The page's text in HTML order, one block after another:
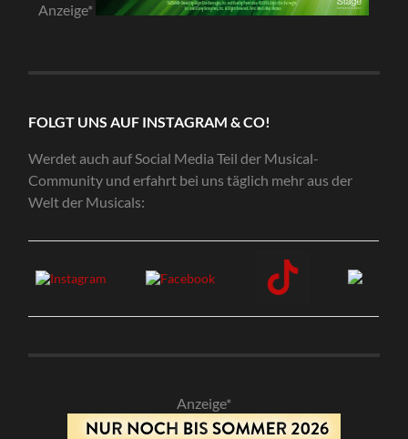
Anzeige*
FOLGT UNS AUF INSTAGRAM & CO!
Werdet auch auf Social Media Teil der Musical-
Community und erfahrt bei uns täglich mehr aus der
Welt der Musicals:
Anzeige*